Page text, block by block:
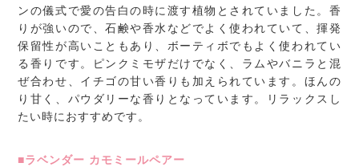
ンの儀式で愛の告白の時に渡す植物とされていました。香
りが強いので、石鹸や香水などでよく使われていて、揮発
保留性が高いこともあり、ボーティボでもよく使われてい
る香りです。ピンクミモザだけでなく、ラムやバニラと混
ぜ合わせ、イチゴの甘い香りも加えられています。ほんの
り甘く、パウダリーな香りとなっています。リラックスし
たい時におすすめです。
■ラベンダー カモミールペアー